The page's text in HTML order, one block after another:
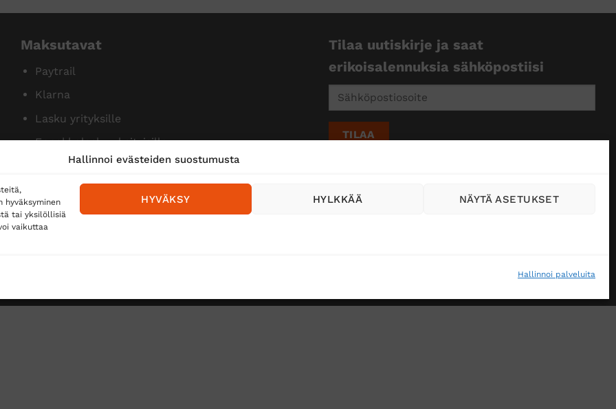
Hallinnoi evästeiden suostumusta
tai yksilöllisiä
vaikuttaa
Hallinnoi palveluita
HYVÄKSY HYLKKÄÄ NÄYTÄ ASETUKSET
Maksutavat
Paytrail
Klarna
Lasku yrityksille
Ennakkolasku yksityisille
Tilaa uutiskirje ja saat
erikoisalennuksia sähköpostiisi